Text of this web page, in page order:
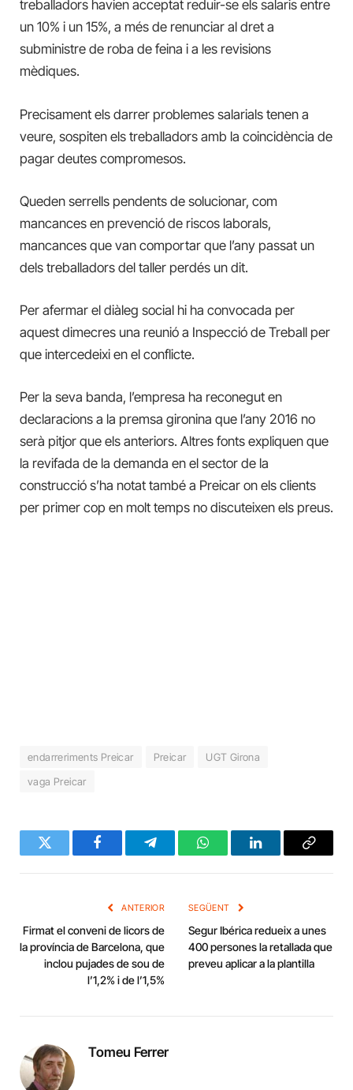
treballadors havien acceptat reduir-se els salaris entre
un 10% i un 15%, a més de renunciar al dret a
subministre de roba de feina i a les revisions
mèdiques.
Precisament els darrer problemes salarials tenen a
veure, sospiten els treballadors amb la coincidència de
pagar deutes compromesos.
Queden serrells pendents de solucionar, com
mancances en prevenció de riscos laborals,
mancances que van comportar que l’any passat un
dels treballadors del taller perdés un dit.
Per afermar el diàleg social hi ha convocada per
aquest dimecres una reunió a Inspecció de Treball per
que intercedeixi en el conflicte.
Per la seva banda, l’empresa ha reconegut en
declaracions a la premsa gironina que l’any 2016 no
serà pitjor que els anteriors. Altres fonts expliquen que
la revifada de la demanda en el sector de la
construcció s’ha notat també a Preicar on els clients
per primer cop en molt temps no discuteixen els preus.
endarreriments Preicar Preicar
UGT Girona
vaga Preicar
Twitter FacebookTelegramWhatsAppLinkedInCopy
ANTERIOR
Firmat el conveni de licors de
la província de Barcelona, que
inclou pujades de sou de
l’1,2% i de l’1,5%
SEGÜENT
Segur Ibérica redueix a unes
400 persones la retallada que
preveu aplicar a la plantilla
Tomeu Ferrer